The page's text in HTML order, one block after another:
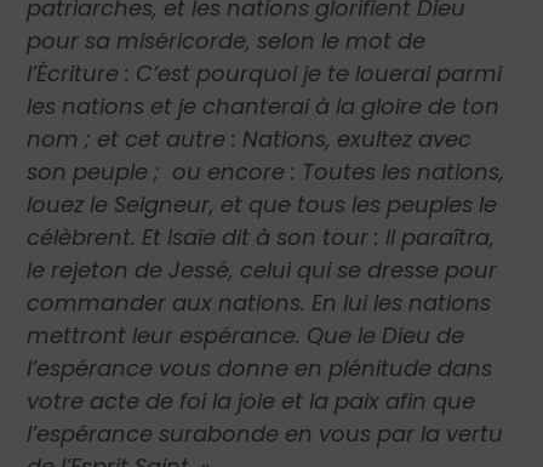
patriarches, et les nations glorifient Dieu
pour sa miséricorde, selon le mot de
l’Écriture : C’est pourquoi je te louerai parmi
les nations et je chanterai à la gloire de ton
nom ; et cet autre : Nations, exultez avec
son peuple ; ou encore : Toutes les nations,
louez le Seigneur, et que tous les peuples le
célèbrent. Et Isaïe dit à son tour : Il paraîtra,
le rejeton de Jessé, celui qui se dresse pour
commander aux nations. En lui les nations
mettront leur espérance. Que le Dieu de
l’espérance vous donne en plénitude dans
votre acte de foi la joie et la paix afin que
l’espérance surabonde en vous par la vertu